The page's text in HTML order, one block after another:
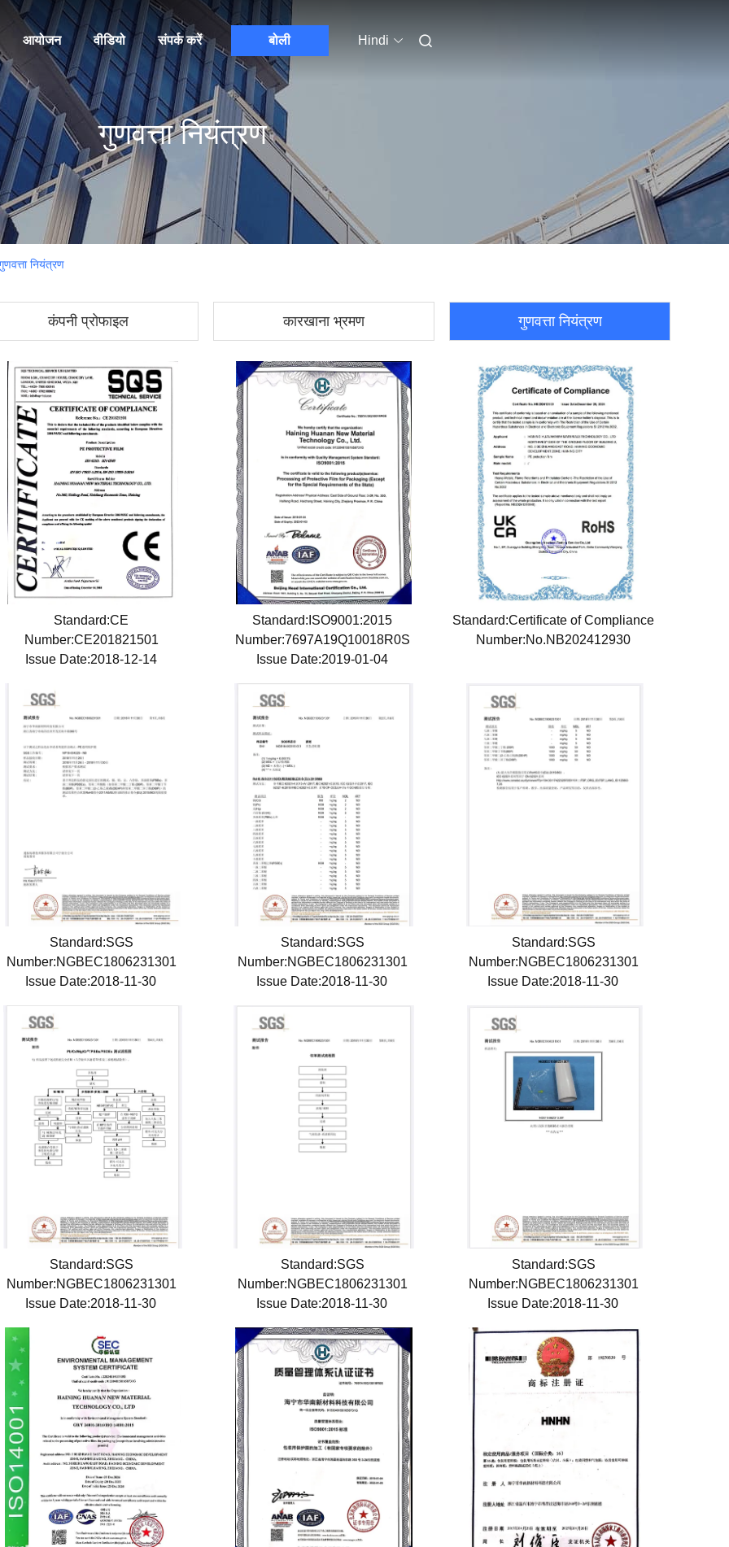
आयोजन वीडियो संपर्क करें बोली Hindi
गुणवत्ता नियंत्रण
नियंत्रण
कंपनी प्रोफाइल कारखाना भ्रमण गुणवत्ता नियंत्रण
Standard:CE
Number:CE201821501
Issue Date:2018-12-14
Standard:ISO9001:2015
Number:7697A19Q10018R0S
Issue Date:2019-01-04
Standard:Certificate of Compliance
Number:No.NB202412930
Standard:SGS
Number:NGBEC1806231301
Issue Date:2018-11-30
Standard:SGS
Number:NGBEC1806231301
Issue Date:2018-11-30
Standard:SGS
Number:NGBEC1806231301
Issue Date:2018-11-30
Standard:SGS
Number:NGBEC1806231301
Issue Date:2018-11-30
Standard:SGS
Number:NGBEC1806231301
Issue Date:2018-11-30
Standard:SGS
Number:NGBEC1806231301
Issue Date:2018-11-30